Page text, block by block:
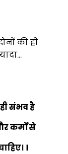
की ही
संभव है
कर्मों से
।